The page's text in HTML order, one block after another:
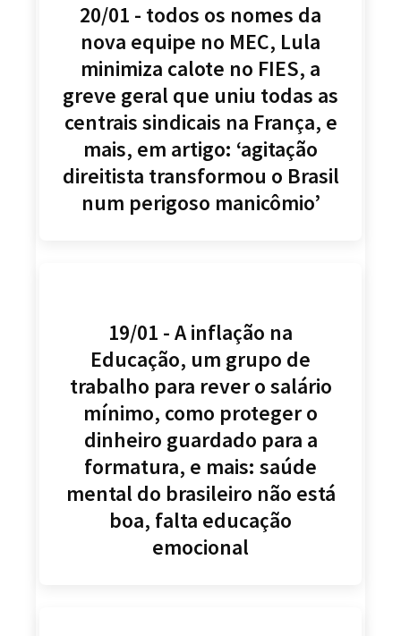
20/01 - todos os nomes da
nova equipe no MEC, Lula
minimiza calote no FIES, a
greve geral que uniu todas as
centrais sindicais na França, e
mais, em artigo: ‘agitação
direitista transformou o Brasil
num perigoso manicômio’
19/01 - A inflação na
Educação, um grupo de
trabalho para rever o salário
mínimo, como proteger o
dinheiro guardado para a
formatura, e mais: saúde
mental do brasileiro não está
boa, falta educação
emocional